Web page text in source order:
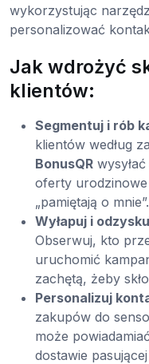
wykorzystując
personalizować
Jak wdrożyć
klientów:
Segmentuj i rób
klientów według
BonusQR
oferty
„pamiętają o mnie”.
Wyłapuj i
Obserwuj, kto
uruchomić
zachętą, żeby
Personalizuj
zakupów do
może
dostawie